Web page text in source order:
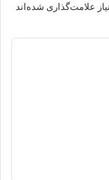
علامت‌گذاری شده‌اند